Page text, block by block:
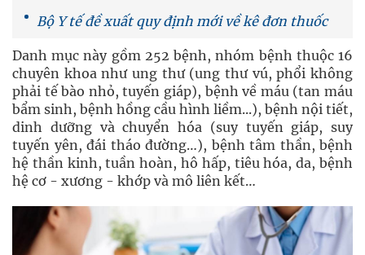
Bộ Y tế đề xuất quy định mới về kê đơn thuốc
Danh mục này gồm 252 bệnh, nhóm bệnh thuộc 16
chuyên khoa như ung thư (ung thư vú, phổi không
phải tế bào nhỏ, tuyến giáp), bệnh về máu (tan máu
bẩm sinh, bệnh hồng cầu hình liềm...), bệnh nội tiết,
dinh dưỡng và chuyển hóa (suy tuyến giáp, suy
tuyến yên, đái tháo đường…), bệnh tâm thần, bệnh
hệ thần kinh, tuần hoàn, hô hấp, tiêu hóa, da, bệnh
hệ cơ - xương - khớp và mô liên kết…